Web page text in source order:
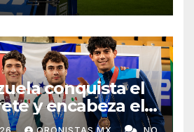
conquista el
y encabeza el
en Santo